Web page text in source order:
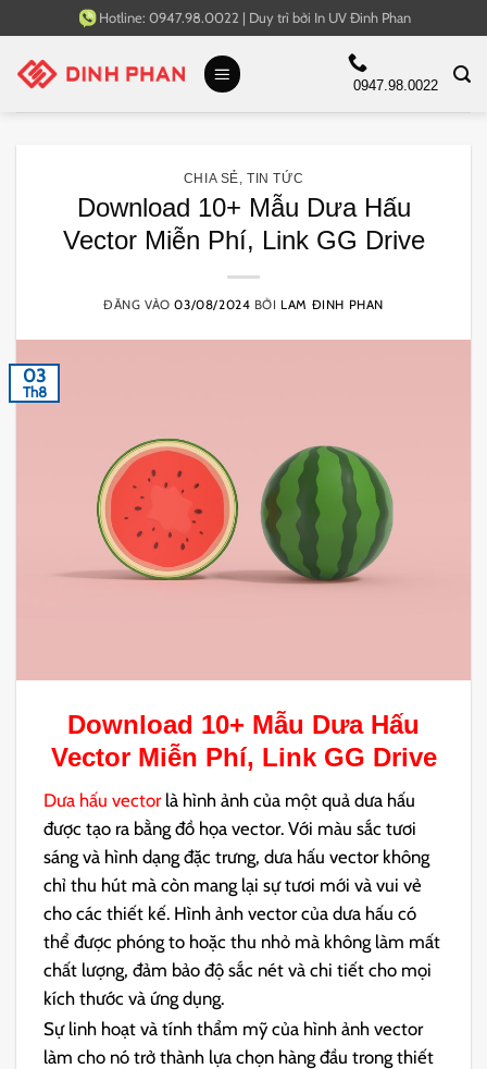
qua
nội
Hotline: 0947.98.0022 | Duy trì bởi In UV Đinh Phan
0947.98.0022
CHIA SẺ ,TIN TỨC
Download 10+ Mẫu Dưa Hấu
Vector Miễn Phí, Link GG Drive
ĐĂNG VÀO03/08/2024 BỞI LAM ĐINH PHAN
03
Th8
Download 10+ Mẫu Dưa Hấu
VectorMiễn Phí, Link GG Drive
Dưa hấu vectorlà hình ảnh của một quả dưa hấu
được tạo ra bằng đồ họa vector. Với màu sắc tươi
sáng và hình dạng đặc trưng, dưa hấu vector không
chỉ thu hút mà còn mang lại sự tươi mới và vui vẻ
cho các thiết kế. Hình ảnh vector của dưa hấu có
thể được phóng to hoặc thu nhỏ mà không làm mất
chất lượng, đảm bảo độ sắc nét và chi tiết cho mọi
kích thước và ứng dụng.
Sự linh hoạt và tính thẩm mỹ của hình ảnh vector
làm cho nó trở thành lựa chọn hàng đầu trong thiết